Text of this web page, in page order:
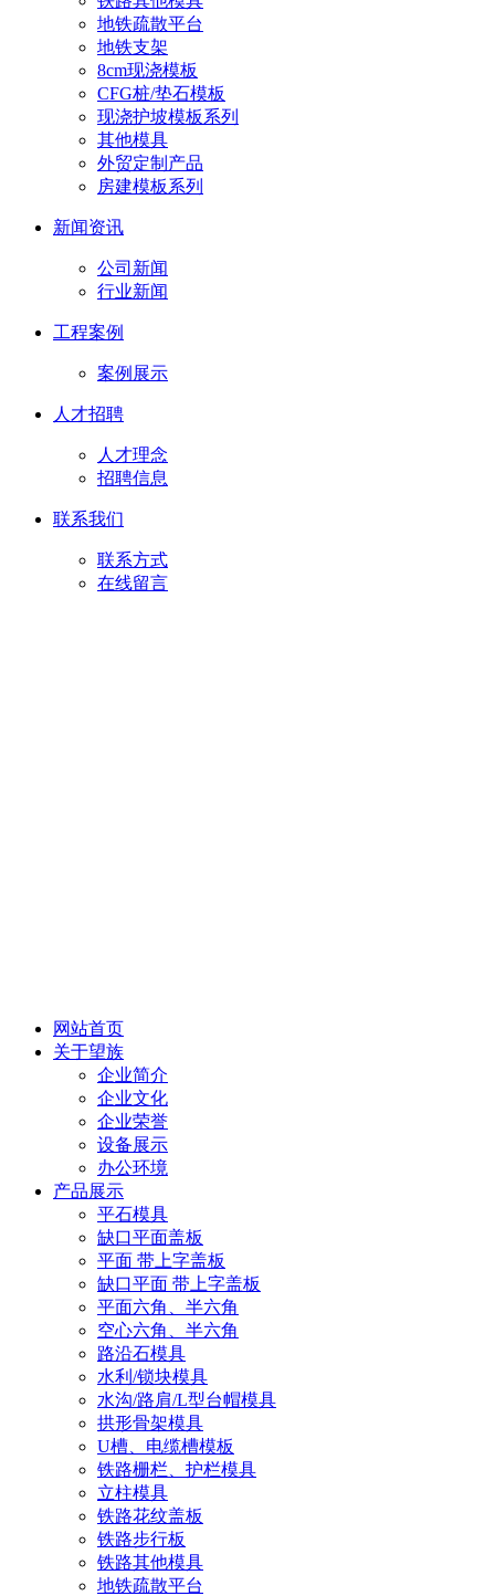
地铁疏散平台
地铁支架
8cm现浇模板
CFG桩/垫石模板
现浇护坡模板系列
其他模具
外贸定制产品
房建模板系列
新闻资讯
公司新闻
行业新闻
工程案例
案例展示
人才招聘
人才理念
招聘信息
联系我们
联系方式
在线留言
网站首页
关于望族
企业简介
企业文化
企业荣誉
设备展示
办公环境
产品展示
平石模具
缺口平面盖板
平面 带上字盖板
缺口平面 带上字盖板
平面六角、半六角
空心六角、半六角
路沿石模具
水利/锁块模具
水沟/路肩/L型台帽模具
拱形骨架模具
U槽、电缆槽模板
铁路栅栏、护栏模具
立柱模具
铁路花纹盖板
铁路步行板
铁路其他模具
地铁疏散平台